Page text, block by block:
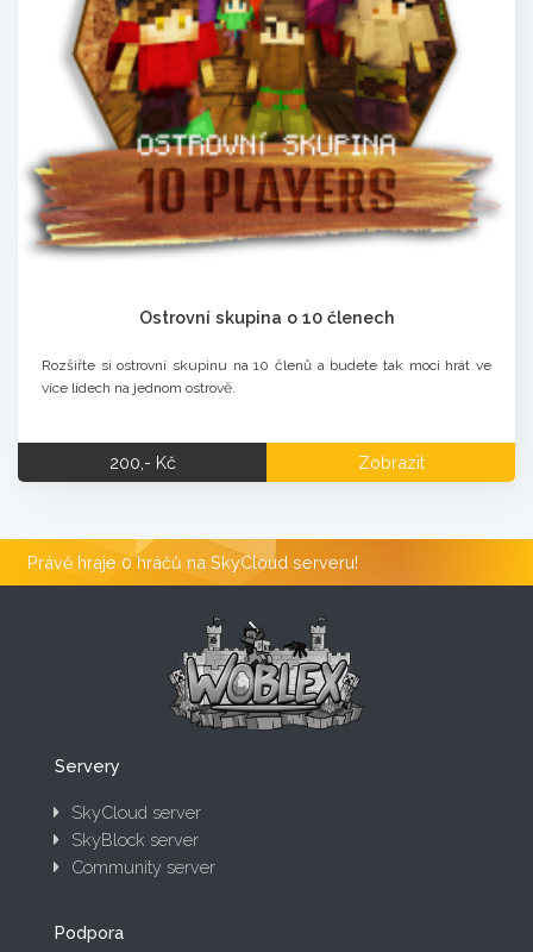
Ostrovní skupina o 10 členech
Rozšiřte si ostrovní skupinu na 10 členů a budete tak moci hrát ve
více lidech na jednom ostrově.
200,- Kč Zobrazit
Právě hraje 0 hráčů na SkyCloud serveru!
Servery
SkyCloud server
SkyBlock server
Community server
Podpora